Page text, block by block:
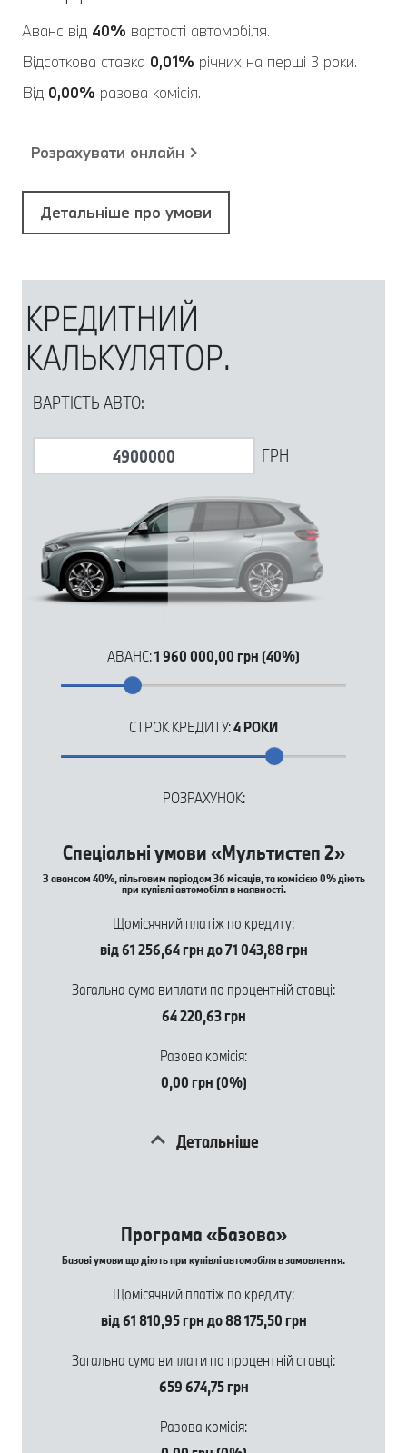
Аванс від 40% вартості автомобіля.
Відсоткова ставка 0,01% річних на перші 3 роки.
Від 0,00% разова комісія.
Розрахувати онлайн
Детальніше про умови